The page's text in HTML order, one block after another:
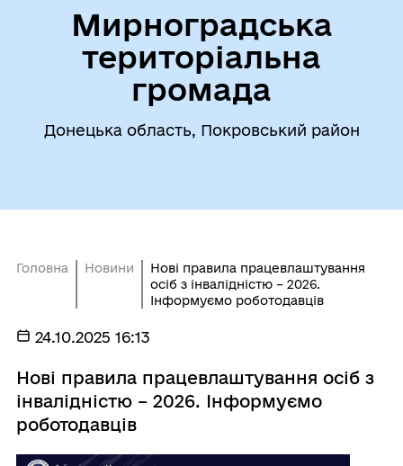
Мирноградська
територіальна
громада
Донецька область, Покровський район
Головна Новини
Нові правила працевлаштування
осіб з інвалідністю – 2026.
Інформуємо роботодавців
24.10.2025 16:13
Нові правила працевлаштування осіб з
інвалідністю – 2026. Інформуємо
роботодавців